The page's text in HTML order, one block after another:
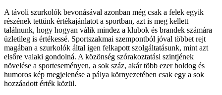
A távoli szurkolók bevonásával azonban még csak a felek egyik
részének tettünk értékajánlatot a sportban, azt is meg kellett
találnunk, hogy hogyan válik mindez a klubok és brandek számára
üzletileg is értékessé. Sportszakmai szempontból jóval többet rejt
magában a szurkolók által igen felkapott szolgáltatásunk, mint azt
elsőre valaki gondolná. A közönség szórakoztatási szintjének
növelése a sporteseményen, a sok száz, akár több ezer boldog és
humoros kép megjelenése a pálya környezetében csak egy a sok
hozzáadott érték közül.